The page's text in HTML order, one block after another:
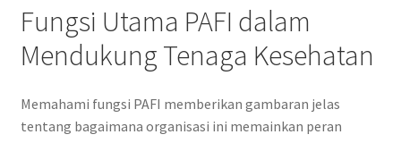
Fungsi Utama PAFI dalam
Mendukung Tenaga Kesehatan
Memahami fungsi PAFI memberikan gambaran jelas
tentang bagaimana organisasi ini memainkan peran